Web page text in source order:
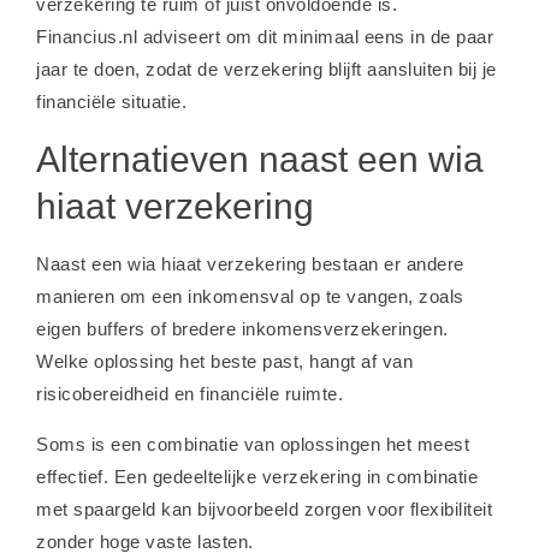
verzekering te ruim of juist onvoldoende is.
Financius.nl adviseert om dit minimaal eens in de paar
jaar te doen, zodat de verzekering blijft aansluiten bij je
financiële situatie.
Alternatieven naast een wia
hiaat verzekering
Naast een wia hiaat verzekering bestaan er andere
manieren om een inkomensval op te vangen, zoals
eigen buffers of bredere inkomensverzekeringen.
Welke oplossing het beste past, hangt af van
risicobereidheid en financiële ruimte.
Soms is een combinatie van oplossingen het meest
effectief. Een gedeeltelijke verzekering in combinatie
met spaargeld kan bijvoorbeeld zorgen voor flexibiliteit
zonder hoge vaste lasten.